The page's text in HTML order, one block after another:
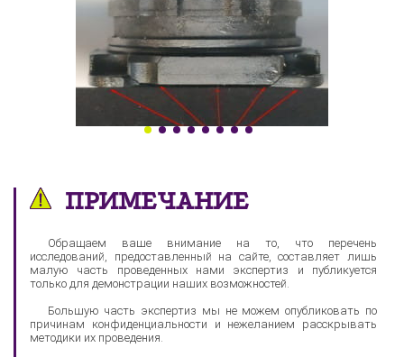
ПРИМЕЧАНИЕ
Обращаем ваше внимание на то, что перечень
исследований, предоставленный на сайте, составляет лишь
малую часть проведенных нами экспертиз и публикуется
только для демонстрации наших возможностей.
Большую часть экспертиз мы не можем опубликовать по
причинам конфиденциальности и нежеланием расскрывать
методики их проведения.